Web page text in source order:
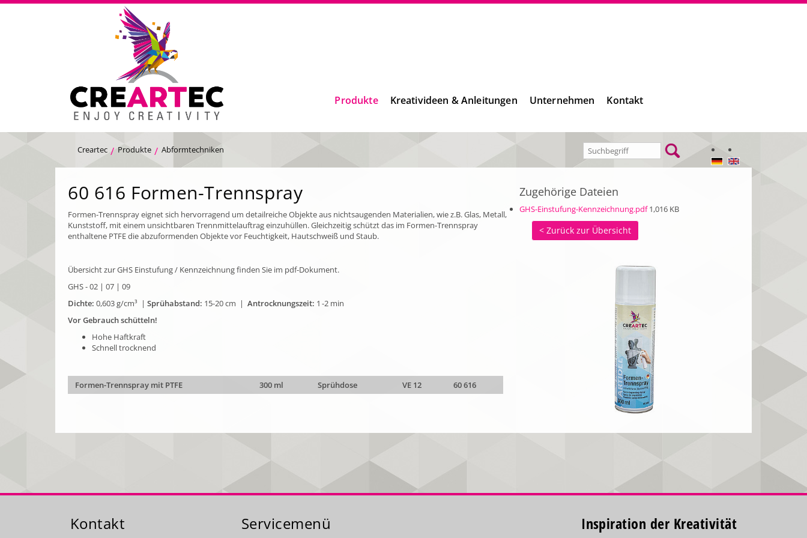
Produkte Kreativideen & Anleitungen Unternehmen Kontakt
Creartec Produkte Abformtechniken
60 616 Formen-Trennspray
Formen-Trennspray eignet sich hervorragend um detailreiche Objekte aus nichtsaugenden Materialien, wie z.B. Glas, Metall,
Kunststoff, mit einem unsichtbaren Trennmittelauftrag einzuhüllen. Gleichzeitig schützt das im Formen-Trennspray
enthaltene PTFE die abzuformenden Objekte vor Feuchtigkeit, Hautschweiß und Staub.
Übersicht zur GHS Einstufung / Kennzeichnung finden Sie im pdf-Dokument.
GHS - 02 | 07 | 09
Dichte: 0,603 g/cm³ | Sprühabstand: 15-20 cm | Antrocknungszeit: 1 -2 min
Vor Gebrauch schütteln!
Hohe Haftkraft
Schnell trocknend
Formen-Trennspray mit PTFE 300 ml Sprühdose VE 12 60 616
Zugehörige Dateien
GHS-Einstufung-Kennzeichnung.pdf 1,016 KB
< Zurück zur Übersicht
Kontakt Servicemenü Inspiration der Kreativität